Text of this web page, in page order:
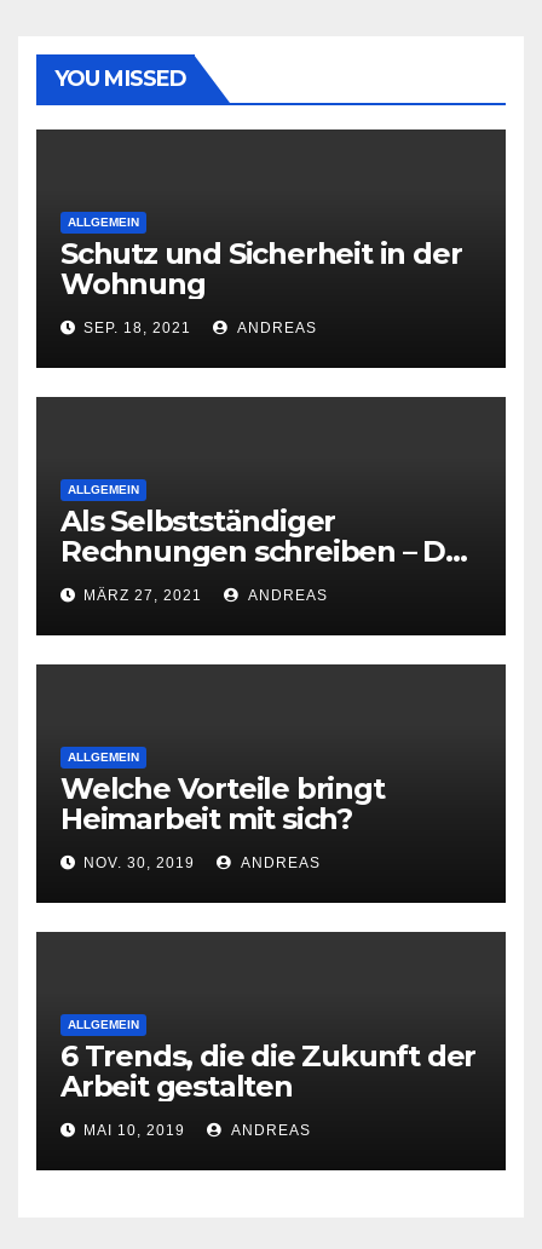
YOU MISSED
ALLGEMEIN
Schutz und Sicherheit in der
Wohnung
SEP. 18, 2021 ANDREAS
ALLGEMEIN
Als Selbstständiger
Rechnungen schreiben – Das
ist zu beachten
MÄRZ 27, 2021 ANDREAS
ALLGEMEIN
Welche Vorteile bringt
Heimarbeit mit sich?
NOV. 30, 2019 ANDREAS
ALLGEMEIN
6 Trends, die die Zukunft der
Arbeit gestalten
MAI 10, 2019 ANDREAS